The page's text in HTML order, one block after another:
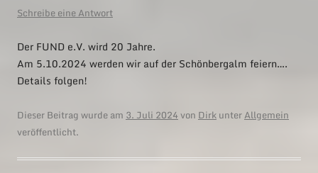
Schreibe eine Antwort
Der FUND e.V. wird 20 Jahre.
Am 5.10.2024 werden wir auf der Schönbergalm feiern….
Details folgen!
Dieser Beitrag wurde am 3. Juli 2024von DirkunterAllgemein
veröffentlicht.